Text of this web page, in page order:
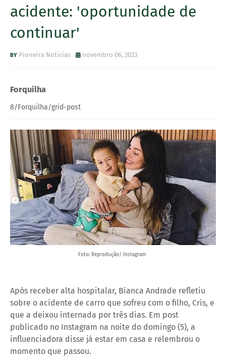
acidente: 'oportunidade de
continuar'
Pioneira Noticias novembro 06, 2023
Forquilha
8/Forquilha/grid-post
Foto: Reprodução/ Instagram
Após receber alta hospitalar, Bianca Andrade refletiu
sobre o acidente de carro que sofreu com o filho, Cris, e
que a deixou internada por três dias. Em post
publicado no Instagram na noite do domingo (5), a
influenciadora disse já estar em casa e relembrou o
momento que passou.